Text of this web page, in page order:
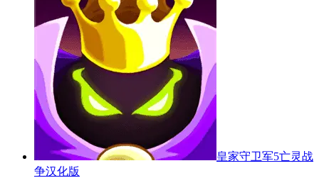
皇家守卫军5亡灵战
争汉化版